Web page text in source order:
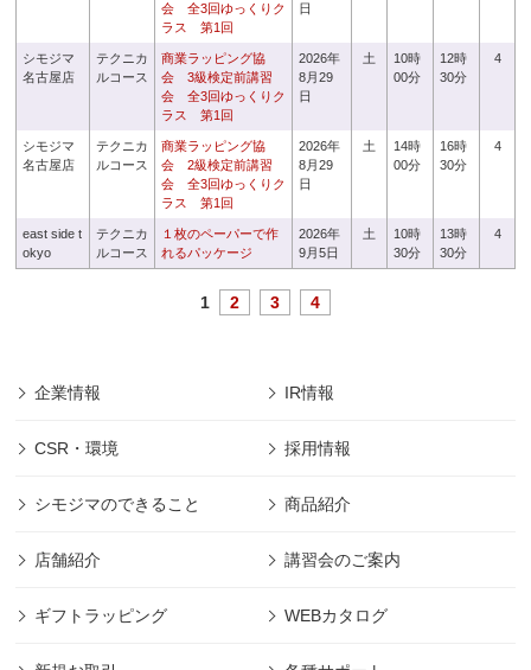
会 全3回ゆっくりク
ラス 第1回
日
シモジマ
名古屋店
テクニカ
ルコース
商業ラッピング協
会 3級検定前講習
会 全3回ゆっくりク
ラス 第1回
2026年
8月29
日
土
10時
00分
12時
30分
4
シモジマ
名古屋店
テクニカ
ルコース
商業ラッピング協
会 2級検定前講習
会 全3回ゆっくりク
ラス 第1回
2026年
8月29
日
土
14時
00分
16時
30分
4
east side t
okyo
テクニカ
ルコース
１枚のペーパーで作
れるパッケージ
2026年
9月5日
土
10時
30分
13時
30分
4
1 2 3 4
企業情報 IR情報
CSR・環境 採用情報
シモジマのできること 商品紹介
店舗紹介 講習会のご案内
ギフトラッピング WEBカタログ